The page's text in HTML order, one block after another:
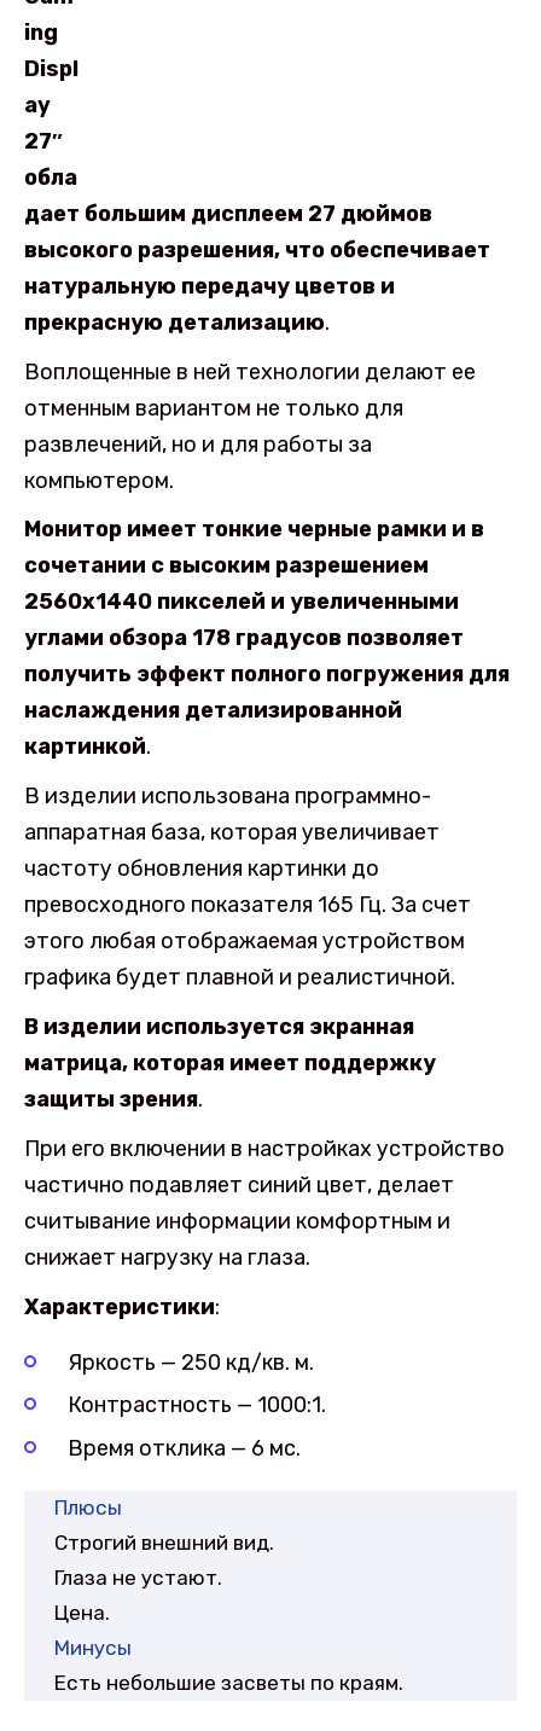
ing
Displ
ay
27″
обла
дает большим дисплеем 27 дюймов
высокого разрешения, что обеспечивает
натуральную передачу цветов и
прекрасную детализацию.
Воплощенные в ней технологии делают ее
отменным вариантом не только для
развлечений, но и для работы за
компьютером.
Монитор имеет тонкие черные рамки и в
сочетании с высоким разрешением
2560х1440 пикселей и увеличенными
углами обзора 178 градусов позволяет
получить эффект полного погружения для
наслаждения детализированной
картинкой.
В изделии использована программно-
аппаратная база, которая увеличивает
частоту обновления картинки до
превосходного показателя 165 Гц. За счет
этого любая отображаемая устройством
графика будет плавной и реалистичной.
В изделии используется экранная
матрица, которая имеет поддержку
защиты зрения.
При его включении в настройках устройство
частично подавляет синий цвет, делает
считывание информации комфортным и
снижает нагрузку на глаза.
Характеристики:
Яркость — 250 кд/кв. м.
Контрастность — 1000:1.
Время отклика — 6 мс.
Плюсы
Строгий внешний вид.
Глаза не устают.
Цена.
Минусы
Есть небольшие засветы по краям.